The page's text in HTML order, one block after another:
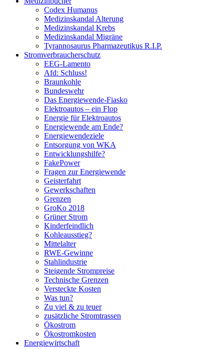
Codex Humanus
Medizinskandal Alterung
Medizinskandal Krebs
Medizinskandal Migräne
Tyrannosaurus Pharmazeutikus R.I.P.
Stromverbraucherschutz
EEG-Lamento
Afd: Schluss!
Braunkohle
Bundeswehr
Das Energiewende-Fiasko
Elektroautos – ein Flop
Energie für Elektroautos
Energiewende am Ende?
Energiewendeziele
Entsorgung von WKA
Entwicklungshilfe?
FakePower
Fragen zur Energiewende
Geisterfahrt
Gewerkschaften
Grenzen
GroKo 2018
Grüner Strom
Kinderfeindlich
Kohleausstieg?
Mittelalter
RWE-Gewinne
Stahlindustrie
Steigende Strompreise
Technische Grenzen
Versteckte Kosten
Was tun?
Zu viel & zu teuer
zusätzliche Stromtrassen
Ökostrom
Ökostromkosten
Energiewirtschaft